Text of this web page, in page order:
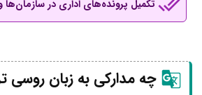
تکمیل پرونده‌های اداری در سازمان‌ها
چه مدارکی به زبان روسی